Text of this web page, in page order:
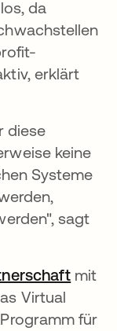
da
erklärt
diese
keine
Systeme
sagt
wird
mit
Virtual
für